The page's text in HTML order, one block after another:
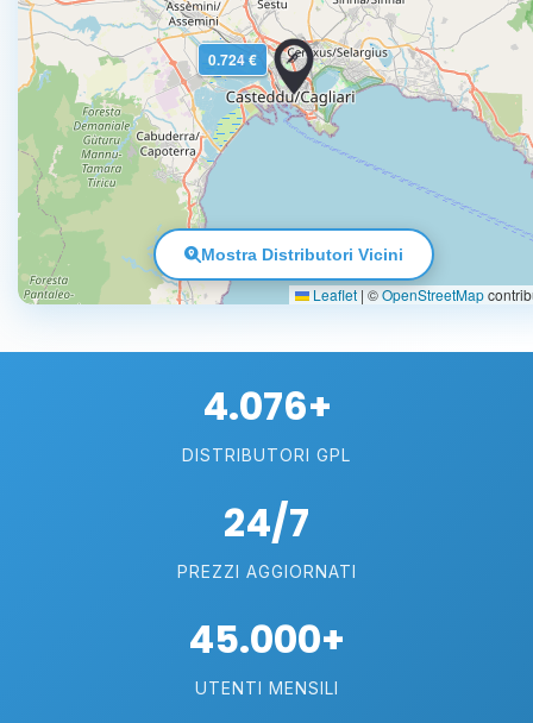
0.724 €
Leaflet | ©OpenStreetMap
Mostra Distributori Vicini
4.076+
DISTRIBUTORI GPL
24/7
PREZZI AGGIORNATI
45.000+
UTENTI MENSILI